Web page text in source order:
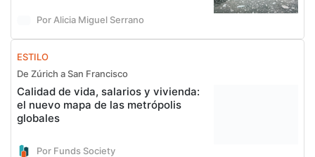
Por Alicia Miguel Serrano
ESTILO
De Zúrich a San Francisco
Calidad de vida, salarios y vivienda:
el nuevo mapa de las metrópolis
globales
Por Funds Society